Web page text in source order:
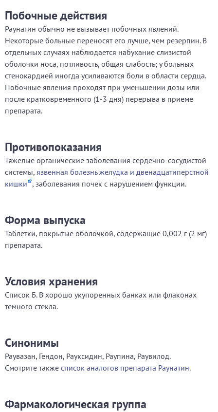
Побочные действия
Раунатин обычно не вызывает побочных явлений.
Некоторые больные переносят его лучше, чем резерпин. В
отдельных случаях наблюдается набухание слизистой
оболочки носа, потливость, общая слабость; у больных
стенокардией иногда усиливаются боли в области сердца.
Побочные явления проходят при уменьшении дозы или
после кратковременного (1-3 дня) перерыва в приеме
препарата.
Противопоказания
Тяжелые органические заболевания сердечно-сосудистой
системы, язвенная болезнь желудка и двенадцатиперстной
кишки , заболевания почек с нарушением функции.
Форма выпуска
Таблетки, покрытые оболочкой, содержащие 0,002 г (2 мг)
препарата.
Условия хранения
Список Б. В хорошо укупоренных банках или флаконах
темного стекла.
Синонимы
Раувазан, Гендон, Рауксидин, Раупина, Раувилод.
Смотрите также список аналогов препарата Раунатин.
Фармакологическая группа